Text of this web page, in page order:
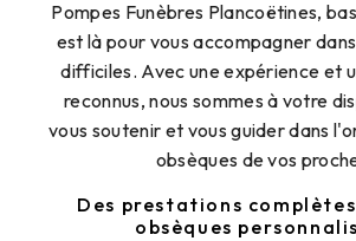
Pompes Funèbres Plancoëtines,
est là pour vous accompagner
difficiles. Avec une expérience et
reconnus, nous sommes à votre
vous soutenir et vous guider dans
obsèques de vos
Des prestations
obsèques